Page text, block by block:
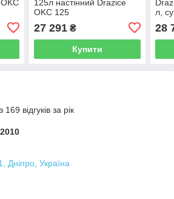
125л настінний Drazice
OKC 125
27 291₴
Купити
л,
28
відгуків за рік
Дніпро, Україна